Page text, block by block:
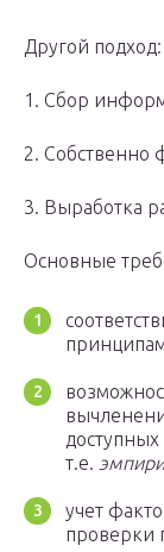
Другой подход:
1. Сбор
2. Собственно
3. Выработка
Основные
т.е.
учет
проверки